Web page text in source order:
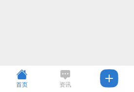
首页 资讯